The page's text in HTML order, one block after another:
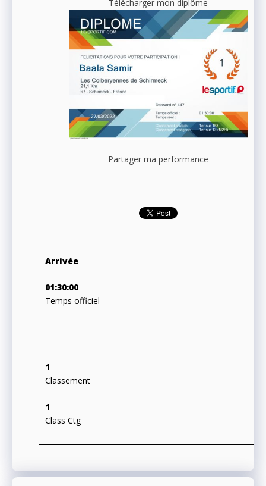
Télécharger mon diplôme
Partager ma performance
Arrivée
01:30:00
Temps officiel
1
Classement
1
Class Ctg